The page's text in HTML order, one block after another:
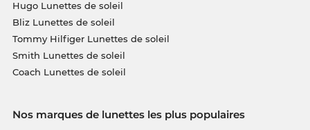
Hugo Lunettes de soleil
Bliz Lunettes de soleil
Tommy Hilfiger Lunettes de soleil
Smith Lunettes de soleil
Coach Lunettes de soleil
Nos marques de lunettes les plus populaires